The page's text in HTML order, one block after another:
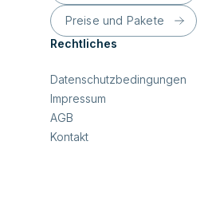
Preise und Pakete
Rechtliches
Datenschutzbedingungen
Impressum
AGB
Kontakt